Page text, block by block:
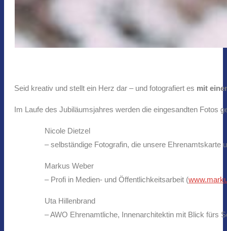
Seid kreativ und stellt ein Herz dar – und fotografiert es mit
Im Laufe des Jubiläumsjahres werden die eingesandten Fotos
Nicole Dietzel
– selbständige Fotografin, die unsere Ehrenamtskarte
Markus Weber
– Profi in Medien- und Öffentlichkeitsarbeit (
Uta Hillenbrand
– AWO Ehrenamtliche, Innenarchitektin mit Blick fürs